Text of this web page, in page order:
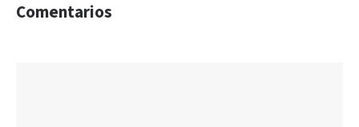
Comentarios